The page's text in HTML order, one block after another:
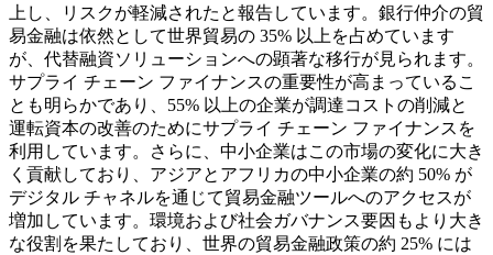
上し、リスクが軽減されたと報告しています。銀行仲介の貿
易金融は依然として世界貿易の 35% 以上を占めています
が、代替融資ソリューションへの顕著な移行が見られます。
サプライ チェーン ファイナンスの重要性が高まっているこ
とも明らかであり、55% 以上の企業が調達コストの削減と
運転資本の改善のためにサプライ チェーン ファイナンスを
利用しています。さらに、中小企業はこの市場の変化に大き
く貢献しており、アジアとアフリカの中小企業の約 50% が
デジタル チャネルを通じて貿易金融ツールへのアクセスが
増加しています。環境および社会ガバナンス要因もより大き
な役割を果たしており、世界の貿易金融政策の約 25% には